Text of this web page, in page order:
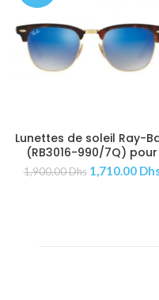
AJOUTER AU PANIER
Lunettes de soleil Ray-
(RB3016-990/7Q) pour
Femmes | Hommes
1,900.00Dhs 1,710.00